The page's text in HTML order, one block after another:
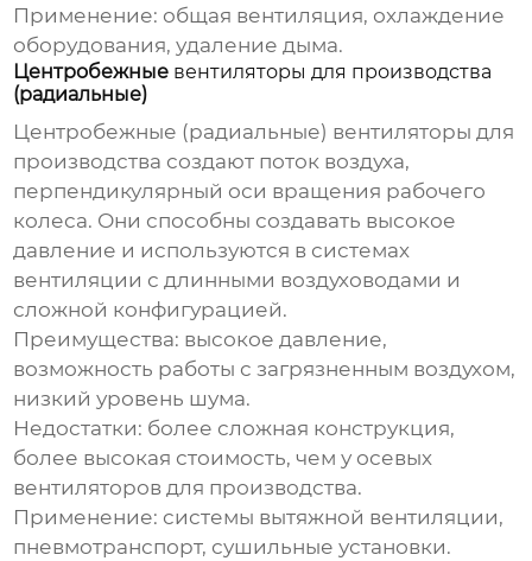
Применение: общая вентиляция, охлаждение
оборудования, удаление дыма.
Центробежные вентиляторы для производства
(радиальные)
Центробежные (радиальные) вентиляторы для
производства создают поток воздуха,
перпендикулярный оси вращения рабочего
колеса. Они способны создавать высокое
давление и используются в системах
вентиляции с длинными воздуховодами и
сложной конфигурацией.
Преимущества: высокое давление,
возможность работы с загрязненным воздухом,
низкий уровень шума.
Недостатки: более сложная конструкция,
более высокая стоимость, чем у осевых
вентиляторов для производства.
Применение: системы вытяжной вентиляции,
пневмотранспорт, сушильные установки.